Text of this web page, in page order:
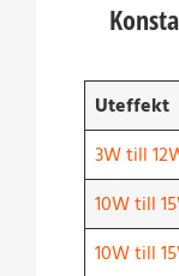
Uteffekt
3W till
10W till
10W till